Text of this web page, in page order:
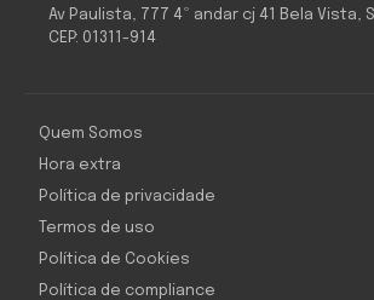
Av Paulista, 777 4º andar cj 41 Bela Vista,
CEP: 01311-914
Quem Somos
Hora extra
Política de privacidade
Termos de uso
Política de Cookies
Política de compliance